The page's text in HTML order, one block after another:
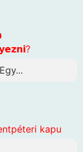
kapu